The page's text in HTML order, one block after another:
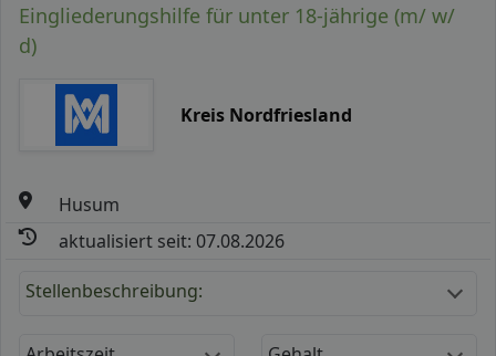
Eingliederungshilfe für unter 18-jährige (m/ w/
d)
Kreis Nordfriesland
Husum
aktualisiert seit: 07.08.2026
Stellenbeschreibung: